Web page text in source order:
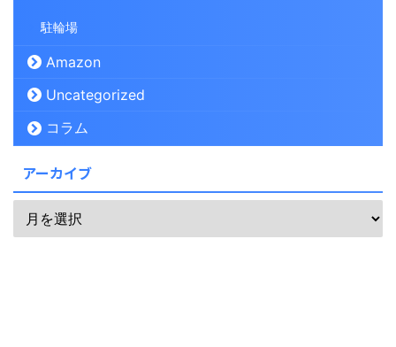
駐輪場
Amazon
Uncategorized
コラム
アーカイブ